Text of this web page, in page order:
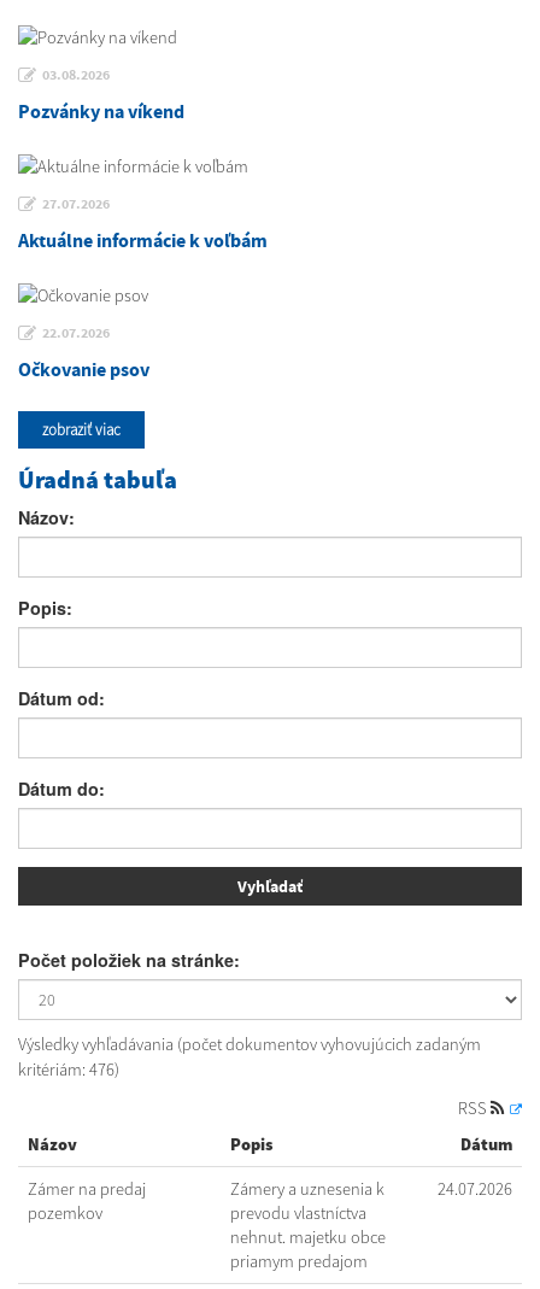
03.08.2026
Pozvánky na víkend
27.07.2026
Aktuálne informácie k voľbám
22.07.2026
Očkovanie psov
zobraziť viac
Úradná tabuľa
Názov:
Popis:
Dátum od:
Dátum do:
Počet položiek na stránke:
Výsledky vyhľadávania (počet dokumentov vyhovujúcich zadaným
kritériám: 476)
RSS
Názov
Popis Dátum
Zámer na predaj
pozemkov
Zámery a uznesenia k
prevodu vlastníctva
nehnut. majetku obce
priamym predajom
24.07.2026